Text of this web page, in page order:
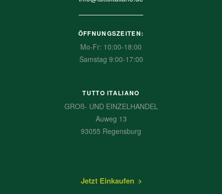
ÖFFNUNGSZEITEN:
Mo-Fr: 10:00-18:00
Samstag 9:00-17:00
TUTTO ITALIANO
GROß- UND EINZELHANDEL
Auweg 13
93055 Regensburg
Jetzt Einkaufen